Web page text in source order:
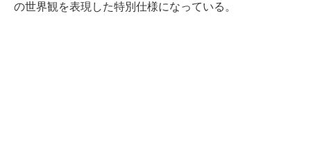
の世界観を表現した特別仕様になっている。